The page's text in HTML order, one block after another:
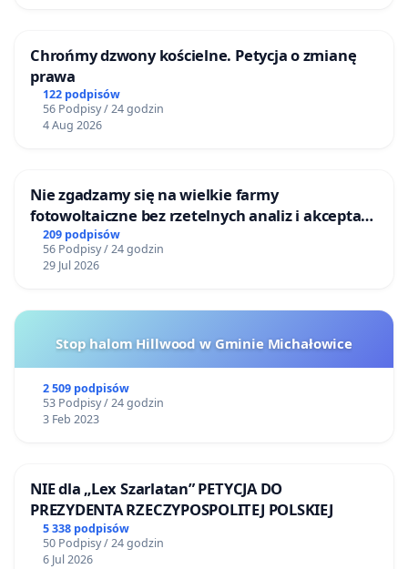
Chrońmy dzwony kościelne. Petycja o zmianę
prawa
122 podpisów
56 Podpisy / 24 godzin
4 Aug 2026
Nie zgadzamy się na wielkie farmy
fotowoltaiczne bez rzetelnych analiz i akceptacji
mieszkańców
209 podpisów
56 Podpisy / 24 godzin
29 Jul 2026
Stop halom Hillwood w Gminie Michałowice
2 509 podpisów
53 Podpisy / 24 godzin
3 Feb 2023
NIE dla „Lex Szarlatan” PETYCJA DO
PREZYDENTA RZECZYPOSPOLITEJ POLSKIEJ
5 338 podpisów
50 Podpisy / 24 godzin
6 Jul 2026